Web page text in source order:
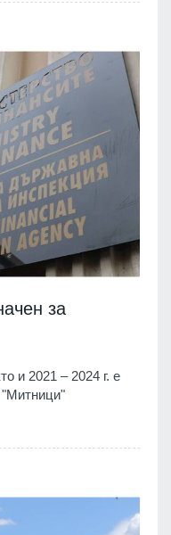
за
и 2021 – 2024 г. е
"Митници"